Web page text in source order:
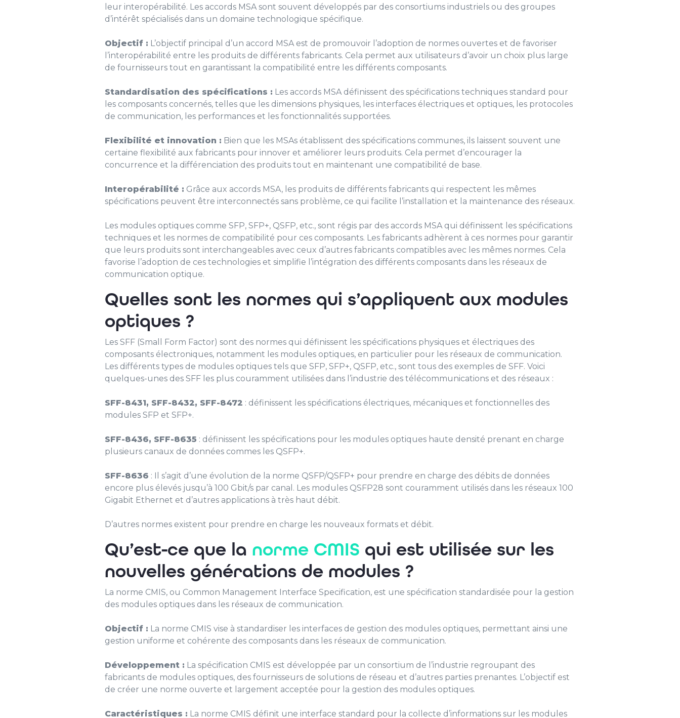
leur interopérabilité. Les accords MSA sont souvent développés par des consortiums industriels ou des groupes
d’intérêt spécialisés dans un domaine technologique spécifique.
Objectif : L’objectif principal d’un accord MSA est de promouvoir l’adoption de normes ouvertes et de favoriser
l’interopérabilité entre les produits de différents fabricants. Cela permet aux utilisateurs d’avoir un choix plus large
de fournisseurs tout en garantissant la compatibilité entre les différents composants.
Standardisation des spécifications : Les accords MSA définissent des spécifications techniques standard pour
les composants concernés, telles que les dimensions physiques, les interfaces électriques et optiques, les protocoles
de communication, les performances et les fonctionnalités supportées.
Flexibilité et innovation : Bien que les MSAs établissent des spécifications communes, ils laissent souvent une
certaine flexibilité aux fabricants pour innover et améliorer leurs produits. Cela permet d’encourager la
concurrence et la différenciation des produits tout en maintenant une compatibilité de base.
Interopérabilité : Grâce aux accords MSA, les produits de différents fabricants qui respectent les mêmes
spécifications peuvent être interconnectés sans problème, ce qui facilite l’installation et la maintenance des réseaux.
Les modules optiques comme SFP, SFP+, QSFP, etc., sont régis par des accords MSA qui définissent les spécifications
techniques et les normes de compatibilité pour ces composants. Les fabricants adhèrent à ces normes pour garantir
que leurs produits sont interchangeables avec ceux d’autres fabricants compatibles avec les mêmes normes. Cela
favorise l’adoption de ces technologies et simplifie l’intégration des différents composants dans les réseaux de
communication optique.
Quelles sont les normes qui s’appliquent aux modules
optiques ?
Les SFF (Small Form Factor) sont des normes qui définissent les spécifications physiques et électriques des
composants électroniques, notamment les modules optiques, en particulier pour les réseaux de communication.
Les différents types de modules optiques tels que SFP, SFP+, QSFP, etc., sont tous des exemples de SFF. Voici
quelques-unes des SFF les plus couramment utilisées dans l’industrie des télécommunications et des réseaux :
SFF-8431, SFF-8432, SFF-8472 : définissent les spécifications électriques, mécaniques et fonctionnelles des
modules SFP et SFP+.
SFF-8436, SFF-8635 : définissent les spécifications pour les modules optiques haute densité prenant en charge
plusieurs canaux de données commes les QSFP+.
SFF-8636 : Il s’agit d’une évolution de la norme QSFP/QSFP+ pour prendre en charge des débits de données
encore plus élevés jusqu’à 100 Gbit/s par canal. Les modules QSFP28 sont couramment utilisés dans les réseaux 100
Gigabit Ethernet et d’autres applications à très haut débit.
D’autres normes existent pour prendre en charge les nouveaux formats et débit.
Qu’est-ce que la norme CMIS qui est utilisée sur les
nouvelles générations de modules ?
La norme CMIS, ou Common Management Interface Specification, est une spécification standardisée pour la gestion
des modules optiques dans les réseaux de communication.
Objectif : La norme CMIS vise à standardiser les interfaces de gestion des modules optiques, permettant ainsi une
gestion uniforme et cohérente des composants dans les réseaux de communication.
Développement : La spécification CMIS est développée par un consortium de l’industrie regroupant des
fabricants de modules optiques, des fournisseurs de solutions de réseau et d’autres parties prenantes. L’objectif est
de créer une norme ouverte et largement acceptée pour la gestion des modules optiques.
Caractéristiques : La norme CMIS définit une interface standard pour la collecte d’informations sur les modules